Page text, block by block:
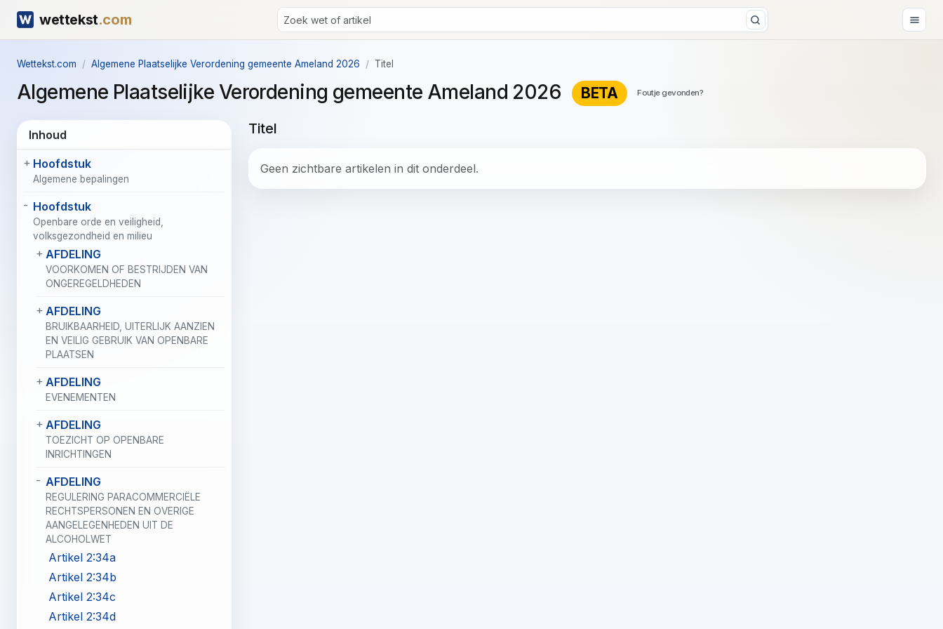
wettekst.com
Wettekst.com Algemene Plaatselijke Verordening gemeente Ameland 2026 Titel
Algemene Plaatselijke Verordening gemeente Ameland 2026 BETA Foutje gevonden?
Inhoud
Hoofdstuk
Algemene bepalingen
Hoofdstuk
Openbare orde en veiligheid,
volksgezondheid en milieu
AFDELING
VOORKOMEN OF BESTRIJDEN VAN
ONGEREGELDHEDEN
AFDELING
BRUIKBAARHEID, UITERLIJK AANZIEN
EN VEILIG GEBRUIK VAN OPENBARE
PLAATSEN
AFDELING
EVENEMENTEN
AFDELING
TOEZICHT OP OPENBARE
INRICHTINGEN
AFDELING
REGULERING PARACOMMERCIËLE
RECHTSPERSONEN EN OVERIGE
AANGELEGENHEDEN UIT DE
ALCOHOLWET
Artikel 2:34a
Artikel 2:34b
Artikel 2:34c
Artikel 2:34d
Titel
Geen zichtbare artikelen in dit onderdeel.